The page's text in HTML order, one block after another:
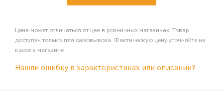
Цена может отличаться от цен в розничных магазинах. Товар
доступен только для самовывоза. Фактическую цену уточняйте на
кассе в магазине
Нашли ошибку в характеристиках или описании?